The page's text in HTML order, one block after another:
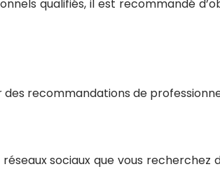
qualifiés, il est recommandé
recommandations de
sociaux que vous